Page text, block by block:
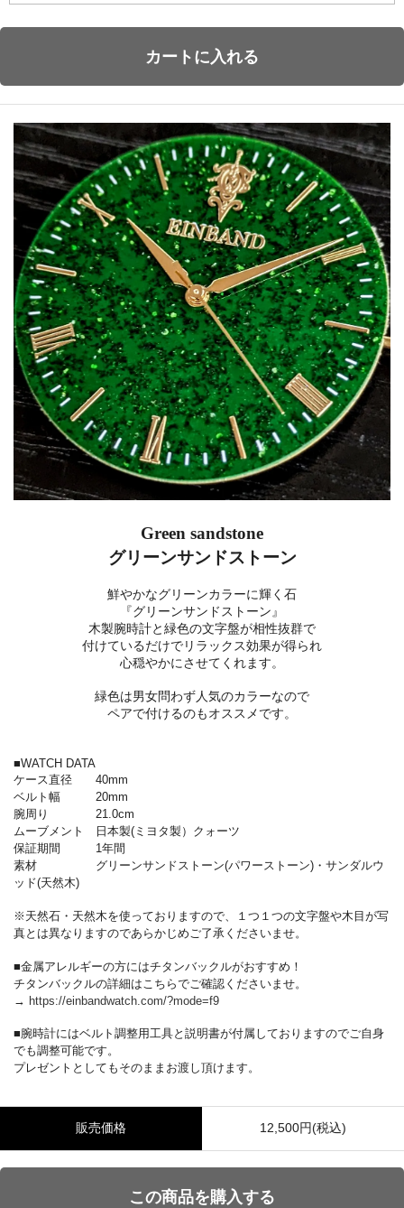
カートに入れる
Green sandstone
グリーンサンドストーン
鮮やかなグリーンカラーに輝く石
『グリーンサンドストーン』
木製腕時計と緑色の文字盤が相性抜群で
付けているだけでリラックス効果が得られ
心穏やかにさせてくれます。
緑色は男女問わず人気のカラーなので
ペアで付けるのもオススメです。
■WATCH DATA
ケース直径 40mm
ベルト幅 20mm
腕周り 21.0cm
ムーブメント 日本製(ミヨタ製）クォーツ
保証期間 1年間
素材 グリーンサンドストーン(パワーストーン)・サンダルウ
ッド(天然木)
※天然石・天然木を使っておりますので、１つ１つの文字盤や木目が写
真とは異なりますのであらかじめご了承くださいませ。
■金属アレルギーの方にはチタンバックルがおすすめ！
チタンバックルの詳細はこちらでご確認くださいませ。
→ https://einbandwatch.com/?mode=f9
■腕時計にはベルト調整用工具と説明書が付属しておりますのでご自身
でも調整可能です。
プレゼントとしてもそのままお渡し頂けます。
販売価格 12,500円(税込)
この商品を購入する